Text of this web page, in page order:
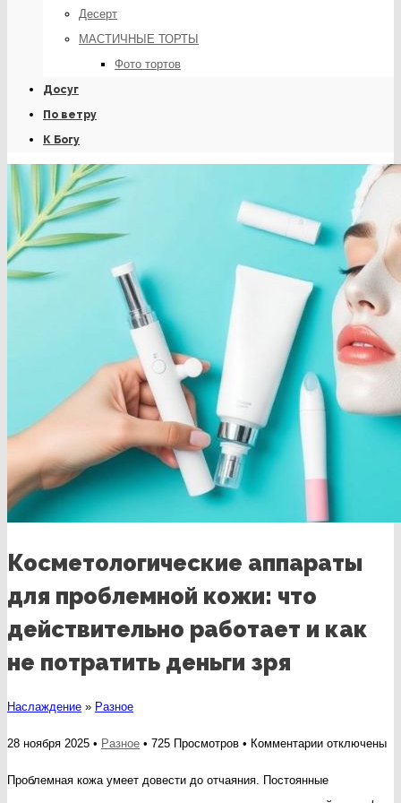
Десерт
МАСТИЧНЫЕ ТОРТЫ
Фото тортов
Досуг
По ветру
К Богу
Косметологические аппараты
для проблемной кожи: что
действительно работает и как
не потратить деньги зря
Наслаждение » Разное
28 ноября 2025 • Разное • 725 Просмотров • Комментариикотключены
Проблемная кожа умеет довести до отчаяния. Постоянные